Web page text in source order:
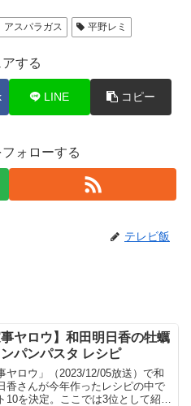
アスパラガス 平野レミ
アする
LINE コピー
ォローする
テレビ飯
事ヤロウ】和田明日香の牡蠣
パンパスタ レシピ
ヤロウ」（2023/12/05放送）で和
香さんが今年作ったレシピの中で
10を決定。ここでは3位として紹介